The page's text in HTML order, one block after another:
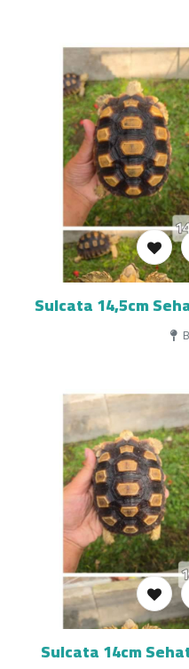
Sulcata 14,5cm
Sulcata 14cm